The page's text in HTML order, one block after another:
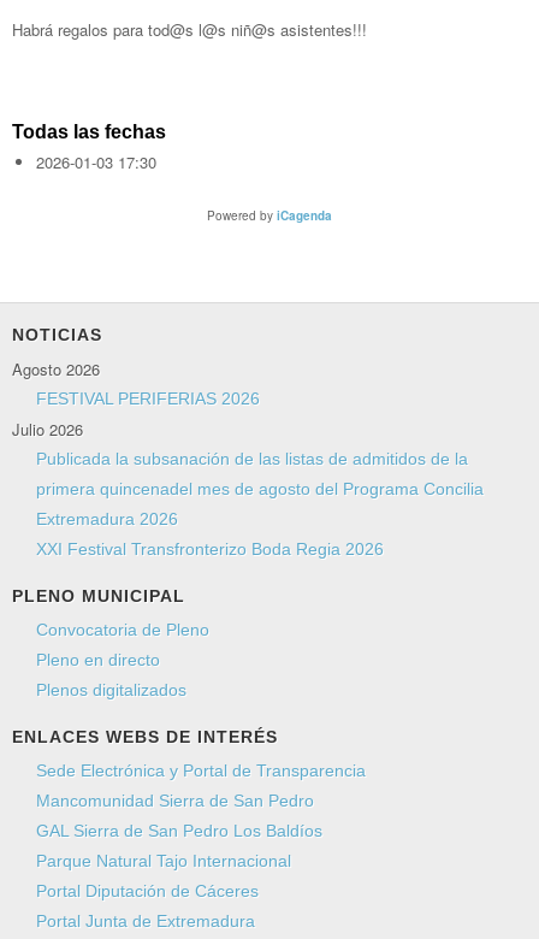
Habrá regalos para tod@s l@s niñ@s asistentes!!!
Todas las fechas
2026-01-03 17:30
Powered by iCagenda
NOTICIAS
Agosto 2026
FESTIVAL PERIFERIAS 2026
Julio 2026
Publicada la subsanación de las listas de admitidos de la
primera quincenadel mes de agosto del Programa Concilia
Extremadura 2026
XXI Festival Transfronterizo Boda Regia 2026
PLENO MUNICIPAL
Convocatoria de Pleno
Pleno en directo
Plenos digitalizados
ENLACES WEBS DE INTERÉS
Sede Electrónica y Portal de Transparencia
Mancomunidad Sierra de San Pedro
GAL Sierra de San Pedro Los Baldíos
Parque Natural Tajo Internacional
Portal Diputación de Cáceres
Portal Junta de Extremadura